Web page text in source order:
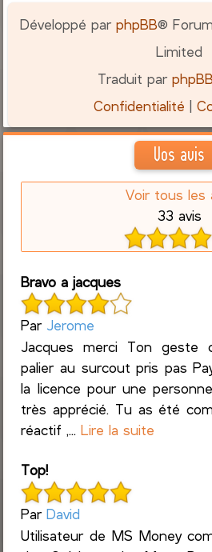
Développé parphpBB®
Limited
Traduit par
Confidentialité |
Vos avis
Voir tous les
33 avis
Bravo a jacques
Par Jerome
Jacques merci Ton geste
palier au surcout pris pas
la licence pour une
très apprécié. Tu as été
réactif ,...Lire la suite
Top!
ParDavid
Utilisateur de MS Money